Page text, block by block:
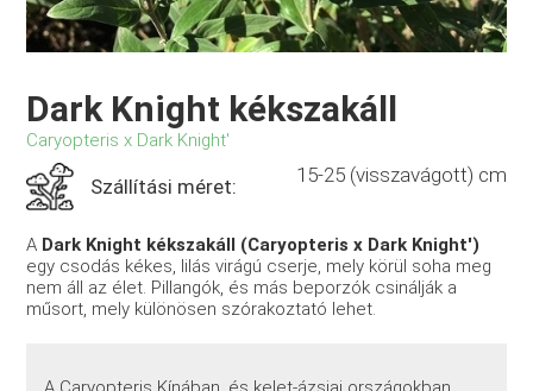
Dark Knight kékszakáll
Caryopteris x Dark Knight'
Szállítási méret: 15-25 (visszavágott) cm
A Dark Knight kékszakáll (Caryopteris x Dark Knight')
egy csodás kékes, lilás virágú cserje, mely körül soha meg
nem áll az élet. Pillangók, és más beporzók csinálják a
műsort, mely különösen szórakoztató lehet.